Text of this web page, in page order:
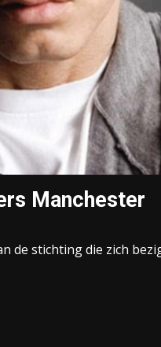
Manchester
de stichting die zich